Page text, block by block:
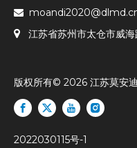

 江苏省苏州市太仓市威海
版权所有© 2026 江苏莫安
2022030115号-1